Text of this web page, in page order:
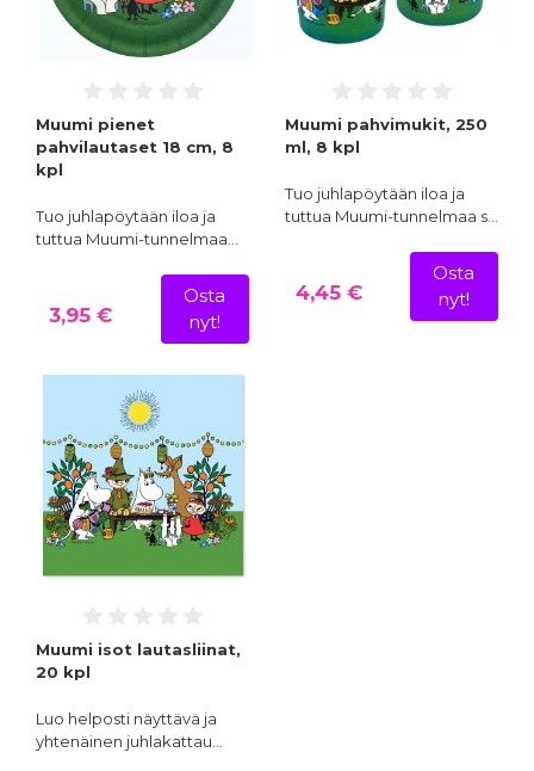
Muumi pienet
pahvilautaset 18 cm, 8
kpl
Tuo juhlapöytään iloa ja
tuttua Muumi-tunnelmaa…
3,95 €
Osta
nyt!
Muumi pahvimukit, 250
ml, 8 kpl
Tuo juhlapöytään iloa ja
tuttua Muumi-tunnelmaa s…
4,45 €
Osta
nyt!
Muumi isot lautasliinat,
20 kpl
Luo helposti näyttävä ja
yhtenäinen juhlakattau…